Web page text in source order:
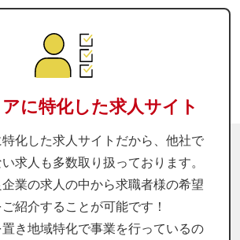
に特化した求人サイト
化した求人サイトだから、他社で
求人も多数取り扱っております。
業の求人の中から求職者様の希望
紹介することが可能です！
き地域特化で事業を行っているの